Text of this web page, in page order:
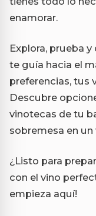
enamorar.
Explora, prueba
te guía hacia el
preferencias, tus
Descubre
vinotecas de tu
sobremesa en un
¿Listo para
con el vino
empieza aquí!